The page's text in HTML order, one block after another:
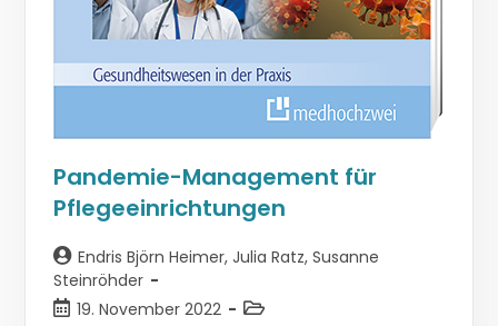
Pandemie-Management für
Pflegeeinrichtungen
Endris Björn Heimer,Julia Ratz,Susanne
Steinröhder
19. November 2022